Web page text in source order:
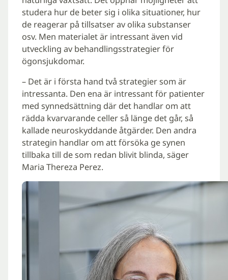
studera hur de beter sig i olika situationer, hur
de reagerar på tillsatser av olika substanser
osv. Men materialet är intressant även vid
utveckling av behandlingsstrategier för
ögonsjukdomar.
– Det är i första hand två strategier som är
intressanta. Den ena är intressant för patienter
med synnedsättning där det handlar om att
rädda kvarvarande celler så länge det går, så
kallade neuroskyddande åtgärder. Den andra
strategin handlar om att försöka ge synen
tillbaka till de som redan blivit blinda, säger
Maria Thereza Perez.